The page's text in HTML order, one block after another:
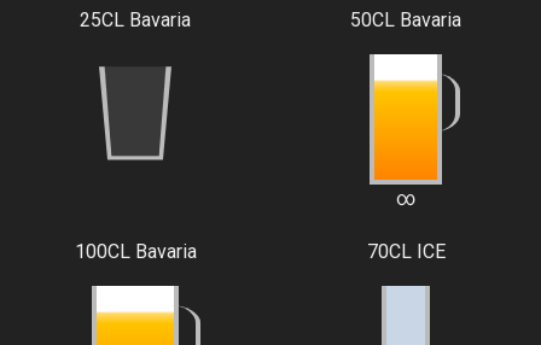
25CL Bavaria 50CL Bavaria
∞
100CL Bavaria 70CL ICE